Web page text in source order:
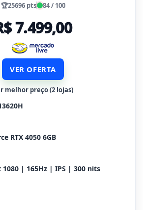
🏆25696 pts 84 / 100
7.499,00
VER OFERTA
melhor preço (2 lojas)
RTX 4050 6GB
1080 | 165Hz | IPS | 300 nits